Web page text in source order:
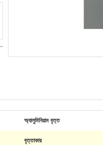
অ্যালুমিনিয়াম বৃত্ত
বৃত্তাকার